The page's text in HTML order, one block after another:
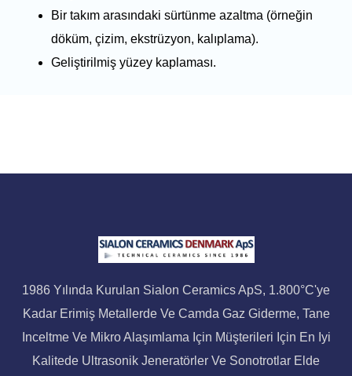
Bir takım arasındaki sürtünme azaltma (örneğin
döküm, çizim, ekstrüzyon, kalıplama).
Geliştirilmiş yüzey kaplaması.
1986 Yılında Kurulan Sialon Ceramics ApS, 1.800°C'ye
Kadar Erimiş Metallerde Ve Camda Gaz Giderme, Tane
Inceltme Ve Mikro Alaşımlama Için Müşterileri Için En Iyi
Kalitede Ultrasonik Jeneratörler Ve Sonotrotlar Elde